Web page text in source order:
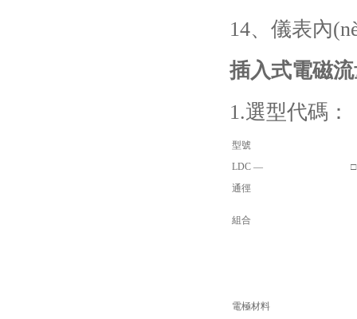
14、儀表內
插入式電磁
1.選型代碼：
型號
LDC —
□
通徑
組合
電極材料